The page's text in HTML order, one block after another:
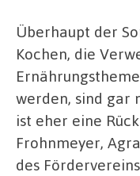
Überhaupt der
Kochen, die
werden, sind gar
ist eher eine
Frohnmeyer,
des